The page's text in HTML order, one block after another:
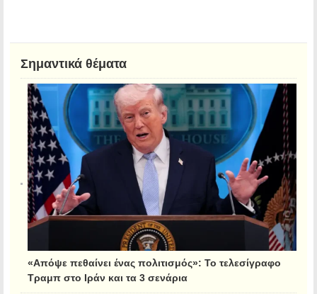
Σημαντικά θέματα
«Απόψε πεθαίνει ένας πολιτισμός»: Το τελεσίγραφο
Τραμπ στο Ιράν και τα 3 σενάρια